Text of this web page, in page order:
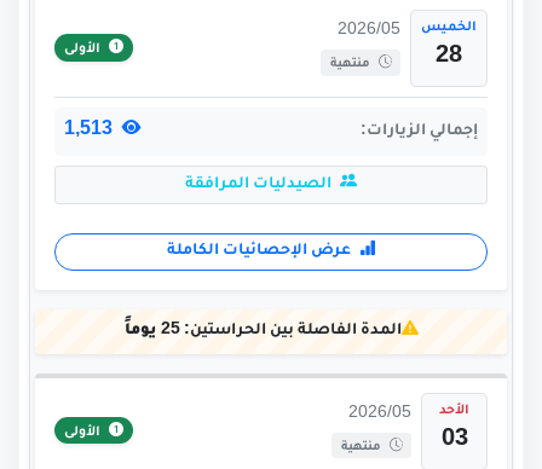
الخميس
28
2026/05
منتهية
الأولى
إجمالي الزيارات:
الصيدليات المرافقة
عرض الإحصائيات الكاملة
المدة الفاصلة بين الحراستين:25 يوماً
الأحد
03
2026/05
منتهية
الأولى